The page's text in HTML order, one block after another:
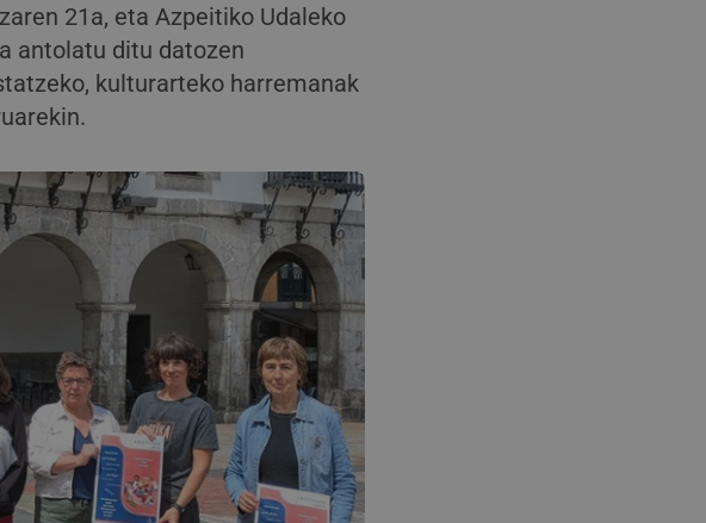
21a, eta Azpeitiko Udaleko
antolatu ditu datozen
kulturarteko harremanak